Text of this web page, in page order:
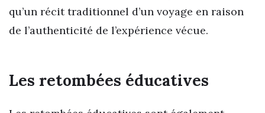
qu’un récit traditionnel d’un voyage en raison
de l’authenticité de l’expérience vécue.
Les retombées éducatives